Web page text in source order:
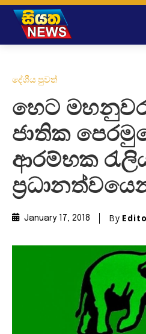
දේශීය පුවත්
හෙට
ජාතික
ආරම්භක
January 17, 2018 By